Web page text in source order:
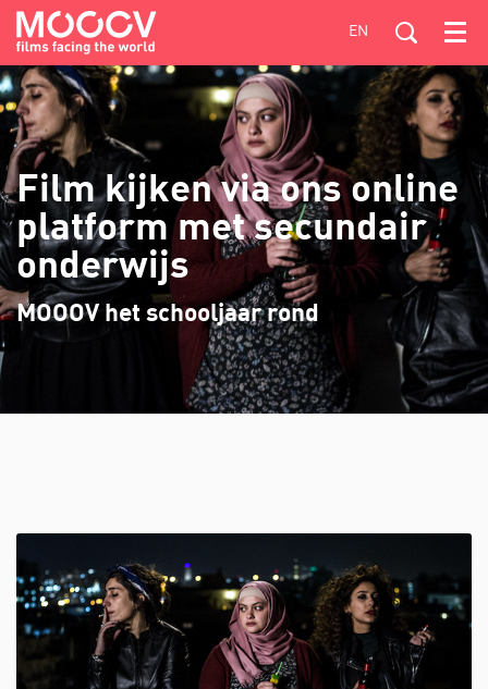
EN Menu
Film kijken via ons online
platform met secundair
onderwijs
MOOOV het schooljaar rond